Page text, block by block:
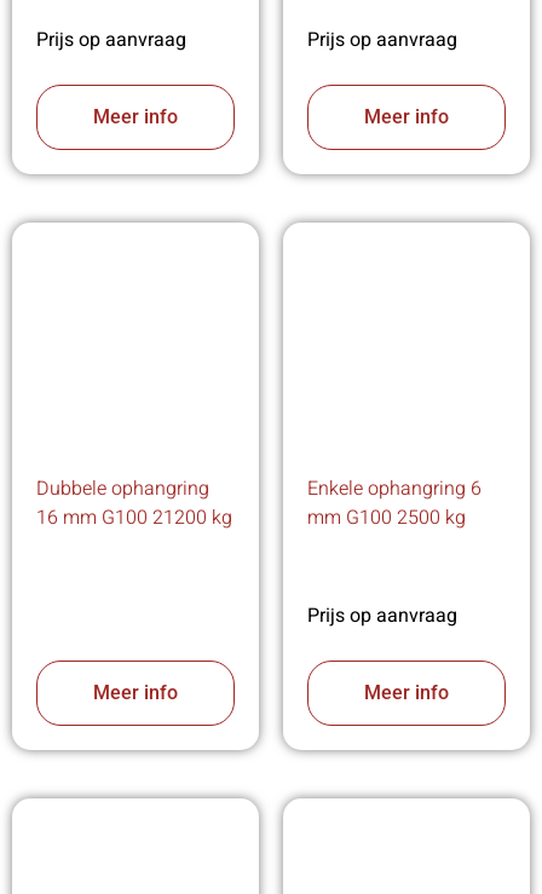
Prijs op aanvraag
Meer info
Prijs op aanvraag
Meer info
Dubbele ophangring
16 mm G100 21200 kg
Meer info
Enkele ophangring 6
mm G100 2500 kg
Prijs op aanvraag
Meer info